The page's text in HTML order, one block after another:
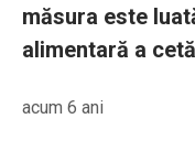
măsura este
alimentară a
acum 6 ani